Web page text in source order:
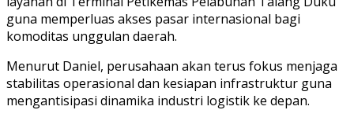
guna memperluas akses pasar internasional bagi
komoditas unggulan daerah.
Menurut Daniel, perusahaan akan terus fokus menjaga
stabilitas operasional dan kesiapan infrastruktur guna
mengantisipasi dinamika industri logistik ke depan.